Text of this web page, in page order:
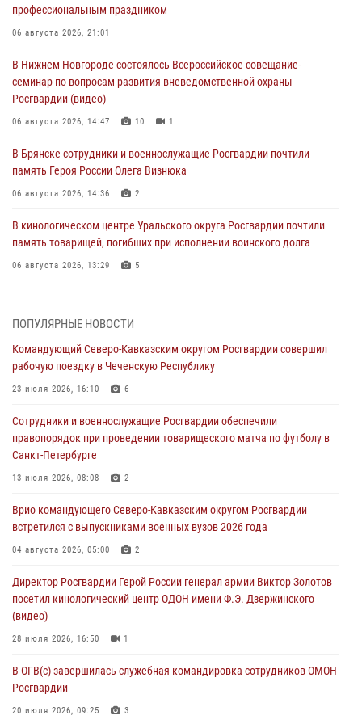
профессиональным праздником
06 августа 2026, 21:01
В Нижнем Новгороде состоялось Всероссийское совещание-
семинар по вопросам развития вневедомственной охраны
Росгвардии (видео)
06 августа 2026, 14:47 10 1
В Брянске сотрудники и военнослужащие Росгвардии почтили
память Героя России Олега Визнюка
06 августа 2026, 14:36 2
В кинологическом центре Уральского округа Росгвардии почтили
память товарищей, погибших при исполнении воинского долга
06 августа 2026, 13:29 5
Росгвардейцы задержали мужчину, открывшего стрельбу в
Подмосковье (видео)
Росгвардейцы провели выставку вооружения для участников сбора
«Гвардеец» в Пензе (видео)
06 августа 2026, 12:00
В Курске росгвардейцы приняли участие в митинге, посвященном
второй годовщине вторжения ВСУ на территорию области
06 августа 2026, 11:56 4
В Санкт-Петербурге наряд Росгвардии задержал правонарушителя,
угрожавшего подростку травматическим пистолетом
06 августа 2026, 11:33
ПОПУЛЯРНЫЕ НОВОСТИ
Командующий Северо-Кавказским округом Росгвардии совершил
рабочую поездку в Чеченскую Республику
23 июля 2026, 16:10 6
Сотрудники и военнослужащие Росгвардии обеспечили
правопорядок при проведении товарищеского матча по футболу в
Санкт-Петербурге
13 июля 2026, 08:08 2
Врио командующего Северо-Кавказским округом Росгвардии
встретился с выпускниками военных вузов 2026 года
04 августа 2026, 05:00 2
Директор Росгвардии Герой России генерал армии Виктор Золотов
посетил кинологический центр ОДОН имени Ф.Э. Дзержинского
(видео)
28 июля 2026, 16:50 1
В ОГВ(с) завершилась служебная командировка сотрудников ОМОН
Росгвардии
20 июля 2026, 09:25 3